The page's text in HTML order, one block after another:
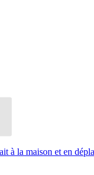
à la maison et en